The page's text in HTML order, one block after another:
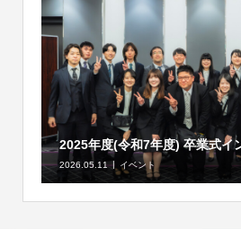
2025年度(令和7年度) 卒業式イ
2026.05.11 イベント